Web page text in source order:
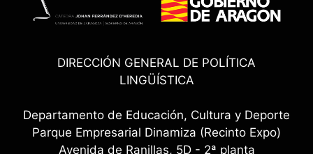
DIRECCIÓN GENERAL DE POLÍTICA
LINGÜÍSTICA
Departamento de Educación, Cultura y Deporte
Parque Empresarial Dinamiza (Recinto Expo)
Avenida de Ranillas, 5D - 2ª planta